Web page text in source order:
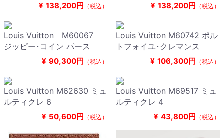
¥ 138,200円 （税込） ¥ 138,200円 （税込）
Louis Vuitton M60067
ジッピー･コイン パース
¥ 90,300円 （税込）
Louis Vuitton M60742 ポル
トフォイユ･クレマンス
¥ 106,300円 （税込）
Louis Vuitton M62630 ミュ
ルティクレ 6
¥ 50,600円 （税込）
Louis Vuitton M69517 ミュ
ルティクレ 4
¥ 43,800円 （税込）